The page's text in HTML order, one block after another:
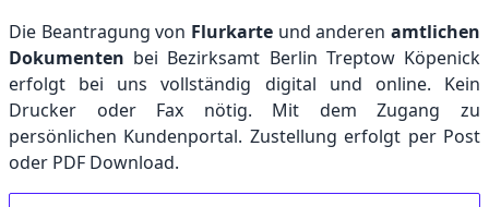
Die Beantragung von Flurkarte und anderen amtlichen
Dokumenten bei Bezirksamt Berlin Treptow Köpenick
erfolgt bei uns vollständig digital und online. Kein
Drucker oder Fax nötig. Mit dem Zugang zu
persönlichen Kundenportal. Zustellung erfolgt per Post
oder PDF Download.